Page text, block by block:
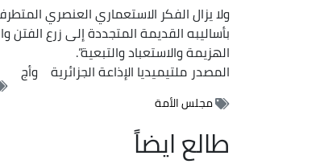
ولا يزال الفكر الاستعماري العنصري
بأساليبه القديمة المتجددة إلى زرع الفتن
الهزيمة والاستعباد والتبعية”.
المصدر ملتيميديا الإذاعة الجزائرية وأج
مجلس الأمة
طالع ايضاً